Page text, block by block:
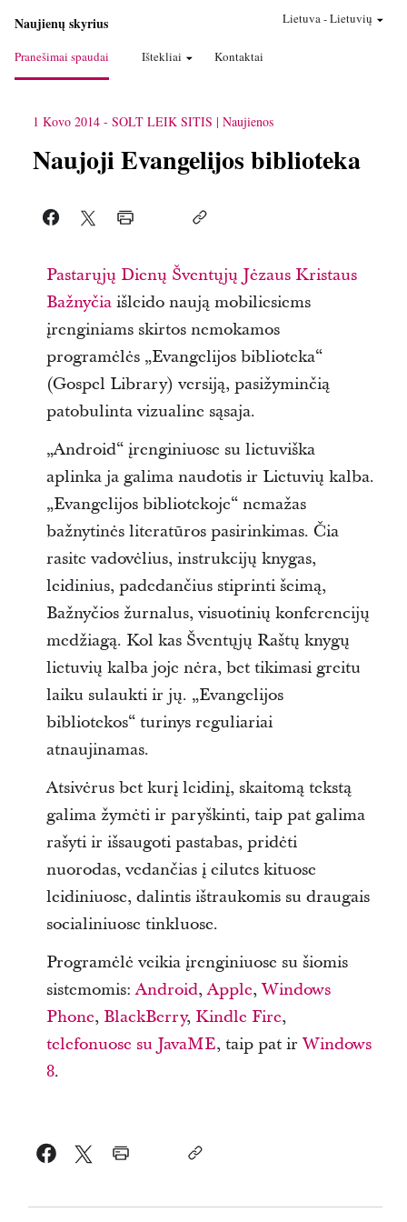
Naujienų skyrius
Pranešimai spaudai Ištekliai Kontaktai
Lietuva-Lietuvių
1 Kovo 2014 - SOLT LEIK SITIS Naujienos
Naujoji Evangelijos biblioteka
Pastarųjų Dienų Šventųjų Jėzaus Kristaus
Bažnyčiaišleido naują mobiliesiems
įrenginiams skirtos nemokamos
programėlės „Evangelijos biblioteka“
(Gospel Library) versiją, pasižyminčią
patobulinta vizualine sąsaja.
„Android“ įrenginiuose su lietuviška
aplinka ja galima naudotis ir Lietuvių kalba.
„Evangelijos bibliotekoje“ nemažas
bažnytinės literatūros pasirinkimas. Čia
rasite vadovėlius, instrukcijų knygas,
leidinius, padedančius stiprinti šeimą,
Bažnyčios žurnalus, visuotinių konferencijų
medžiagą. Kol kas Šventųjų Raštų knygų
lietuvių kalba joje nėra, bet tikimasi greitu
laiku sulaukti ir jų. „Evangelijos
bibliotekos“ turinys reguliariai
atnaujinamas.
Atsivėrus bet kurį leidinį, skaitomą tekstą
galima žymėti ir paryškinti, taip pat galima
rašyti ir išsaugoti pastabas, pridėti
nuorodas, vedančias į eilutes kituose
leidiniuose, dalintis ištraukomis su draugais
socialiniuose tinkluose.
Programėlė veikia įrenginiuose su šiomis
sistemomis:Android,Apple,Windows
Phone, BlackBerry, Kindle Fire,
telefonuose su JavaME, taip pat irWindows
8.